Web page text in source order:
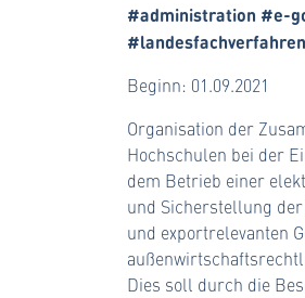
#administration #e-
Beginn: 01.09.2021
Organisation der
Hochschulen bei der
dem Betrieb einer
und Sicherstellung
und exportrelevanten
Dies soll durch die